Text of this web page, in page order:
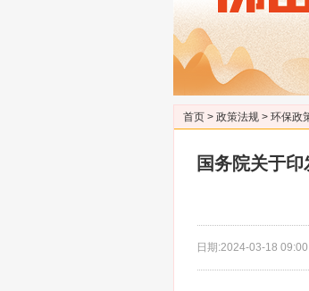
首页 > 政策法规 > 环保政
国务院关于
日期:2024-03-18